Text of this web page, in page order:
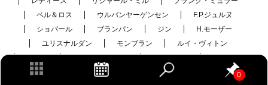
0
ベル＆ロス
ウルバンヤーゲンセン
F.P.ジュルヌ
ショパール
ブランパン ジン
H.モーザー
ユリスナルダン
モンブラン
ルイ・ヴィトン
VELDT
未分類